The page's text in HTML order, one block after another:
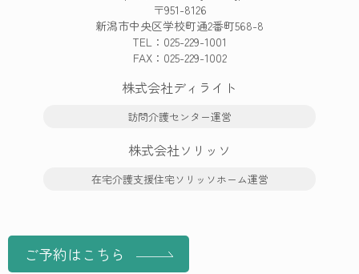
ご予約はこちら
〒951-8126
新潟市中央区学校町通2番町568-8
TEL： 025-229-1001
FAX：025-229-1002
株式会社ディライト
訪問介護センター運営
株式会社ソリッソ
在宅介護支援住宅ソリッソホーム運営